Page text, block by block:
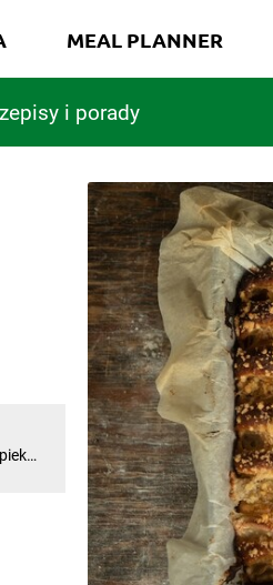
i porady
MEAL PLANNER